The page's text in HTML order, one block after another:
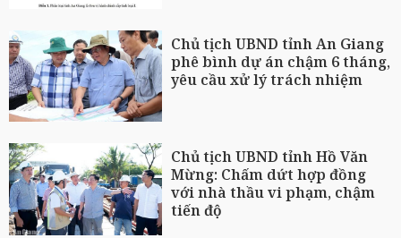
Chủ tịch UBND tỉnh An Giang
phê bình dự án chậm 6 tháng,
yêu cầu xử lý trách nhiệm
Chủ tịch UBND tỉnh Hồ Văn
Mừng: Chấm dứt hợp đồng
với nhà thầu vi phạm, chậm
tiến độ